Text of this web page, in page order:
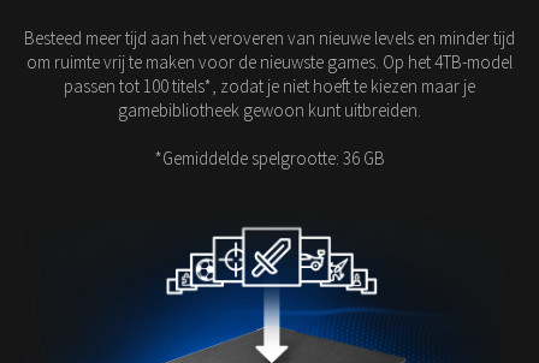
Besteed meer tijd aan het veroveren van nieuwe levels en minder tijd
om ruimte vrij te maken voor de nieuwste games. Op het 4TB-model
passen tot 100 titels*, zodat je niet hoeft te kiezen maar je
gamebibliotheek gewoon kunt uitbreiden.
*Gemiddelde spelgrootte: 36 GB